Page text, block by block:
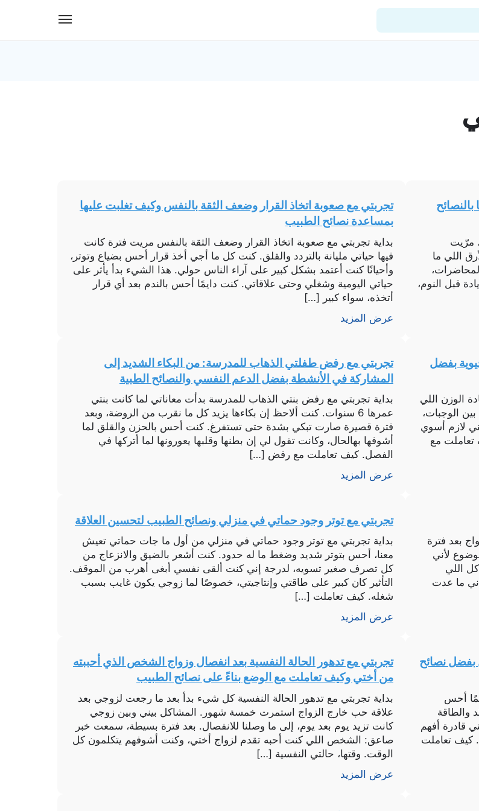
الدعم الفني
مرّيت
اللي ما
قبل النوم،
تجربتي مع صعوبة اتخاذ القرار وضعف الثقة بالنفس وكيف تغلبت عليها
بمساعدة نصائح الطبيب
بداية تجربتي مع صعوبة اتخاذ القرار وضعف الثقة بالنفس مريت فترة كانت
فيها حياتي مليانة بالتردد والقلق. كنت كل ما أجي أخذ قرار أحس بضياع وتوتر،
وأحيانًا كنت أعتمد بشكل كبير على آراء الناس حولي. هذا الشيء بدأ يأثر على
حياتي اليومية وشغلي وحتى علاقاتي. كنت دايمًا أحس بالندم بعد أي قرار
أتخذه، سواء كبير […]
عرض المزيد
بفضل
الوزن اللي
الوجبات،
لازم أسوي
مع
تجربتي مع رفض طفلتي الذهاب للمدرسة: من البكاء الشديد إلى
المشاركة في الأنشطة بفضل الدعم النفسي والنصائح الطبية
بداية تجربتي مع رفض بنتي الذهاب للمدرسة بدأت معاناتي لما كانت بنتي
عمرها 6 سنوات. كنت ألاحظ إن بكاءها يزيد كل ما نقرب من الروضة، وبعد
فترة قصيرة صارت تبكي بشدة حتى تستفرغ. كنت أحس بالحزن والقلق لما
أشوفها بهالحال، وكانت تقول لي إن بطنها وقلبها يعورونها لما أتركها في
الفصل. كيف تعاملت مع رفض […]
عرض المزيد
بعد فترة
لأني
اللي
ما عدت
تجربتي مع توتر وجود حماتي في منزلي ونصائح الطبيب لتحسين العلاقة
بداية تجربتي مع توتر وجود حماتي في منزلي من أول ما جات حماتي تعيش
معنا، أحس بتوتر شديد وضغط ما له حدود. كنت أشعر بالضيق والانزعاج من
كل تصرف صغير تسويه، لدرجة إني كنت ألقى نفسي أبغى أهرب من الموقف.
التأثير كان كبير على طاقتي وإنتاجيتي، خصوصًا لما زوجي يكون غايب بسبب
شغله. كيف تعاملت […]
عرض المزيد
بفضل نصائح
أحس
والطاقة
قادرة أفهم
كيف تعاملت
تجربتي مع تدهور الحالة النفسية بعد انفصال وزواج الشخص الذي أحببته
من أختي وكيف تعاملت مع الوضع بناءً على نصائح الطبيب
بداية تجربتي مع تدهور الحالة النفسية كل شيء بدأ بعد ما رجعت لزوجي بعد
علاقة حب خارج الزواج استمرت خمسة شهور. المشاكل بيني وبين زوجي
كانت تزيد يوم بعد يوم، إلى ما وصلنا للانفصال. بعد فترة بسيطة، سمعت خبر
صاعق: الشخص اللي كنت أحبه تقدم لزواج أختي، وكنت أشوفهم يتكلمون كل
الوقت. وقتها، حالتي النفسية […]
عرض المزيد